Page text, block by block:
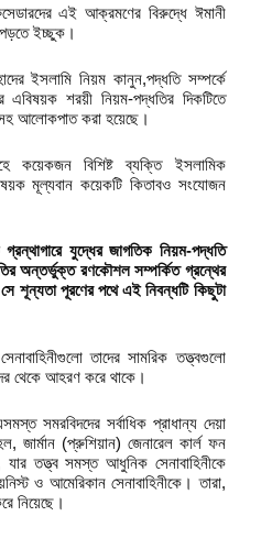
এই আক্রমণের বিরুদ্ধে ঈমানী
পড়তে ইচ্ছুক।
ইসলামি নিয়ম কানুন,পদ্ধতি সম্পর্কে
শরয়ী নিয়ম-পদ্ধতির দিকটিতে
আলোকপাত করা হয়েছে।
কয়েকজন বিশিষ্ট ব্যক্তি ইসলামিক
মূল্যবান কয়েকটি কিতাবও সংযোজন
যুদ্ধের জাগতিক নিয়ম-পদ্ধতি
অন্তর্ভুক্ত রণকৌশল সম্পর্কিত গ্রন্থের
পূরণের পথে এই নিবন্ধটি কিছুটা
তাদের সামরিক তত্ত্বগুলো
থেকে আহরণ করে থাকে।
সমরবিদদের সর্বাধিক প্রাধান্য দেয়া
(প্রুশিয়ান) জেনারেল কার্ল ফন
তত্ত্ব সমস্ত আধুনিক সেনাবাহিনীকে
ও আমেরিকান সেনাবাহিনীকে। তারা,
নিয়েছে।